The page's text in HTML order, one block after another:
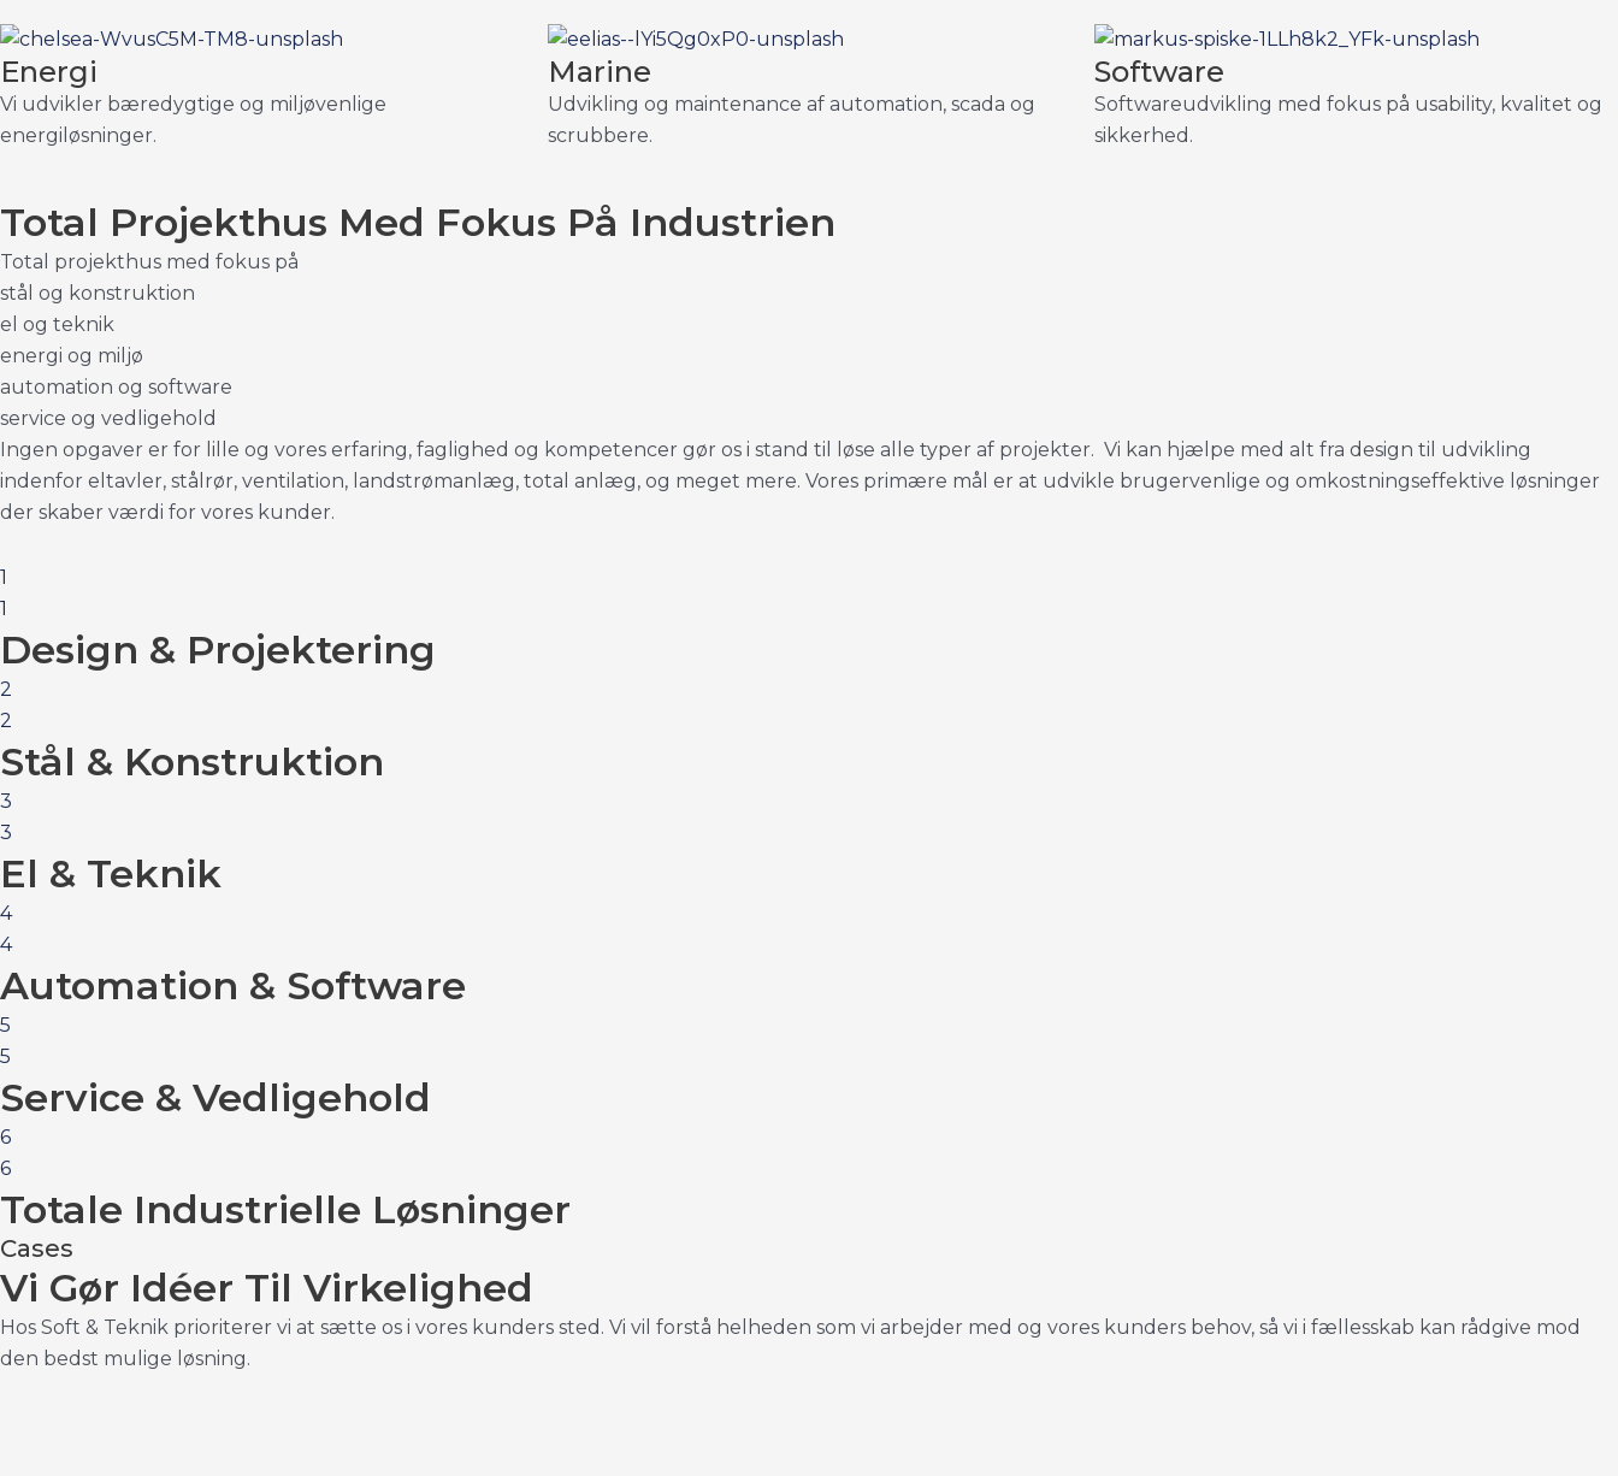
Energi
Vi udvikler bæredygtige og miljøvenlige
energiløsninger.
Marine
Udvikling og maintenance af automation, scada og
scrubbere.
Software
Softwareudvikling med fokus på usability, kvalitet og
sikkerhed.
Total Projekthus Med Fokus På Industrien
Total projekthus med fokus på
stå og konstru ktion
e og te kni k
energi og mi jø
automation og software
service og ved ige ho d
Ingen opgaver er for lille og vores erfaring, faglighed og kompetencer gør os i stand til løse alle typer af projekter. Vi kan hjælpe med alt fra design til udvikling
indenfor eltavler, stålrør, ventilation, landstrømanlæg, total anlæg, og meget mere. Vores primære mål er at udvikle brugervenlige og omkostningseffektive løsninger
der skaber værdi for vores kunder.
1
1
Design & Projektering
2
2
Stål & Konstruktion
3
3
El & Teknik
4
4
Automation & Software
5
5
Service & Vedligehold
6
6
Totale Industrielle Løsninger
Cases
Vi Gør Idéer Til Virkelighed
Hos Soft & Teknik prioriterer vi at sætte os i vores kunders sted. Vi vil forstå helheden som vi arbejder med og vores kunders behov, så vi i fællesskab kan rådgive mod
den bedst mulige løsning.